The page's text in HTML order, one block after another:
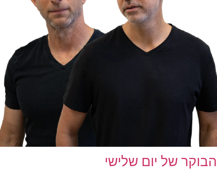
הבוקר של יום שלישי